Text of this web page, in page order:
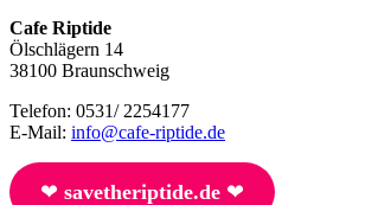
Cafe Riptide
Ölschlägern 14
38100 Braunschweig
Telefon: 0531/ 2254177
E-Mail: info@cafe-riptide.de
❤︎ savetheriptide.de❤︎